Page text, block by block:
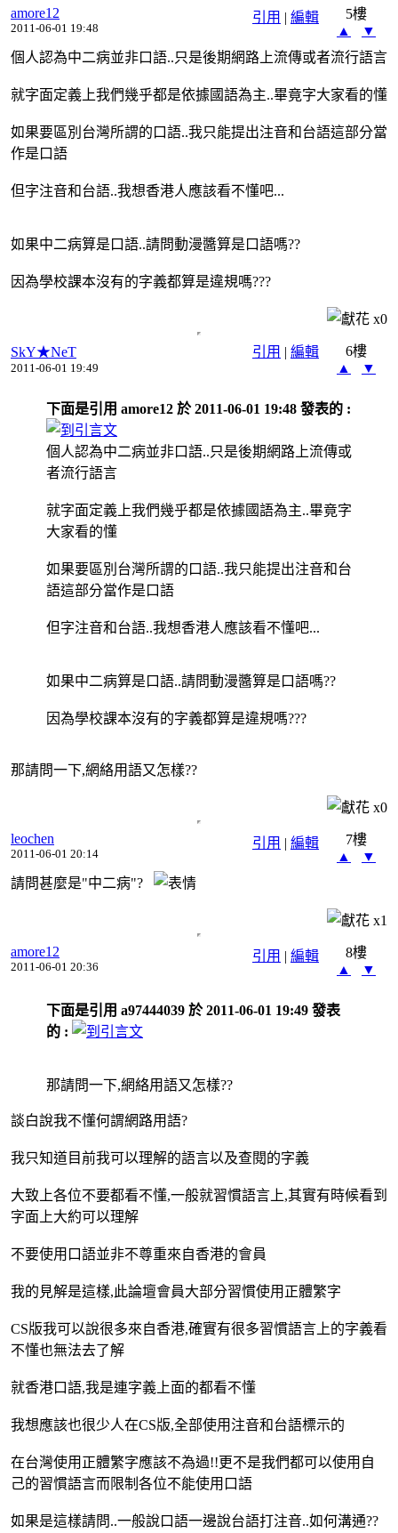
引用 | 編輯
amore12
2011-06-01 19:48
5樓
▲
▼
個人認為中二病並非口語..只是後期網路上流傳或者流行語言
就字面定義上我們幾乎都是依據國語為主..畢竟字大家看的懂
如果要區別台灣所謂的口語..我只能提出注音和台語這部分當
作是口語
但字注音和台語..我想香港人應該看不懂吧...
如果中二病算是口語..請問動漫醬算是口語嗎??
因為學校課本沒有的字義都算是違規嗎???
x0
引用 | 編輯
SkY★NeT
2011-06-01 19:49
6樓
▲
▼
下面是引用 amore12 於 2011-06-01 19:48 發表的 :
個人認為中二病並非口語..只是後期網路上流傳或
者流行語言
就字面定義上我們幾乎都是依據國語為主..畢竟字
大家看的懂
如果要區別台灣所謂的口語..我只能提出注音和台
語這部分當作是口語
但字注音和台語..我想香港人應該看不懂吧...
如果中二病算是口語..請問動漫醬算是口語嗎??
因為學校課本沒有的字義都算是違規嗎???
那請問一下,網絡用語又怎樣??
x0
引用 | 編輯
leochen
2011-06-01 20:14
7樓
▲
▼
請問甚麼是"中二病"?
x1
引用 | 編輯
amore12
2011-06-01 20:36
8樓
▲
▼
下面是引用 a97444039 於 2011-06-01 19:49 發表
的 :
那請問一下,網絡用語又怎樣??
談白說我不懂何謂網路用語?
我只知道目前我可以理解的語言以及查閱的字義
大致上各位不要都看不懂,一般就習慣語言上,其實有時候看到
字面上大約可以理解
不要使用口語並非不尊重來自香港的會員
我的見解是這樣,此論壇會員大部分習慣使用正體繁字
CS版我可以說很多來自香港,確實有很多習慣語言上的字義看
不懂也無法去了解
就香港口語,我是連字義上面的都看不懂
我想應該也很少人在CS版,全部使用注音和台語標示的
在台灣使用正體繁字應該不為過!!更不是我們都可以使用自
己的習慣語言而限制各位不能使用口語
如果是這樣請問..一般說口語一邊說台語打注音..如何溝通??